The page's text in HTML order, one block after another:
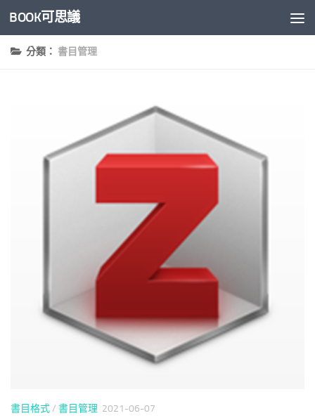
Skip to content
BOOK可思議
分類： 書目管理
書目格式/ 書目管理 2021-06-07